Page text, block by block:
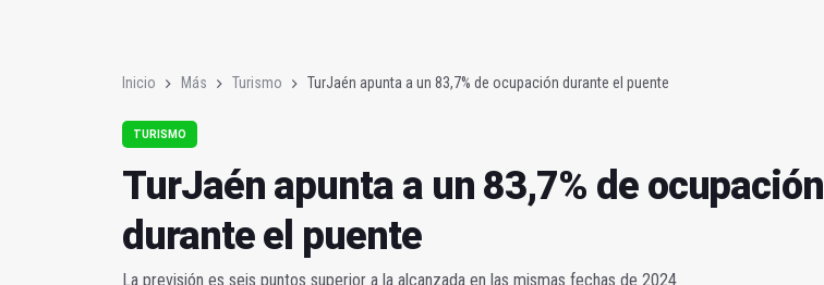
Inicio Más Turismo TurJaén apunta a un 83,7% de ocupación durante el puente
TURISMO
TurJaén apunta a un 83,7% de ocupación
durante el puente
La previsión es seis puntos superior a la alcanzada en las mismas fechas de 2024